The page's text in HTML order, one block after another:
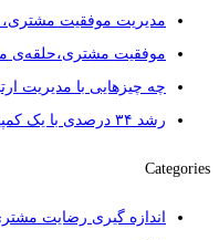
مدیریت موفقیت مشتری،
موفقیت مشتری،حلقه‌ی
چه چیزهایی با مدیریت
رشد ۳۴ درصدی با یک کمپین تبلیغاتی ارزان قیمت
Categories
اندازه گیری رضایت